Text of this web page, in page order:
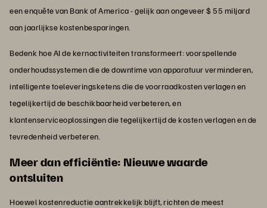
een enquête van Bank of America - gelijk aan ongeveer $ 55 miljard
aan jaarlijkse kostenbesparingen.
Bedenk hoe AI de kernactiviteiten transformeert: voorspellende
onderhoudssystemen die de downtime van apparatuur verminderen,
intelligente toeleveringsketens die de voorraadkosten verlagen en
tegelijkertijd de beschikbaarheid verbeteren, en
klantenserviceoplossingen die tegelijkertijd de kosten verlagen en de
tevredenheid verbeteren.
Meer dan efficiëntie: Nieuwe waarde
ontsluiten
Hoewel kostenreductie aantrekkelijk blijft, richten de meest